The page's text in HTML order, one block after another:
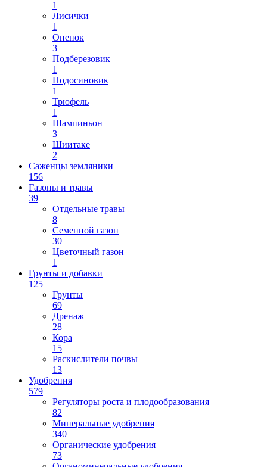
1
Лисички
1
Опенок
3
Подберезовик
1
Подосиновик
1
Трюфель
1
Шампиньон
3
Шиитаке
2
Саженцы земляники
156
Газоны и травы
39
Отдельные травы
8
Семенной газон
30
Цветочный газон
1
Грунты и добавки
125
Грунты
69
Дренаж
28
Кора
15
Раскислители почвы
13
Удобрения
579
Регуляторы роста и плодообразования
82
Минеральные удобрения
340
Органические удобрения
73